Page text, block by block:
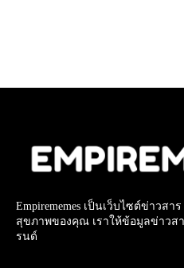
Empirememes เป็นเว็บไซต์ข่าวส
สุขภาพของคุณ เราให้ข้อมูลข่าวส
รนด์